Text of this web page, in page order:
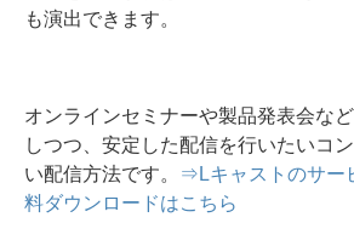
も演出できます。
オンラインセミナーや製品発表会な
しつつ、安定した配信を行いたいコ
い配信方法です。
⇒Lキャストのサー
料ダウンロードはこちら